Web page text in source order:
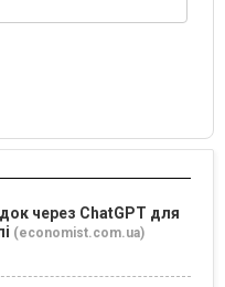
через ChatGPT для
(economist.com.ua)